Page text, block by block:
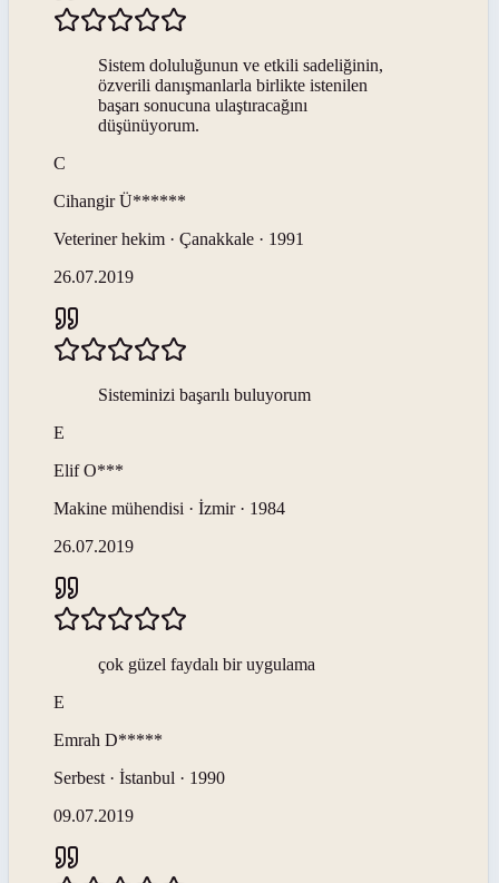
Sistem doluluğunun ve etkili sadeliğinin,
özverili danışmanlarla birlikte istenilen
başarı sonucuna ulaştıracağını
düşünüyorum.
C
Cihangir Ü******
Veteriner hekim · Çanakkale · 1991
26.07.2019
Sisteminizi başarılı buluyorum
E
Elif O***
Makine mühendisi · İzmir · 1984
26.07.2019
çok güzel faydalı bir uygulama
E
Emrah D*****
Serbest · İstanbul · 1990
09.07.2019